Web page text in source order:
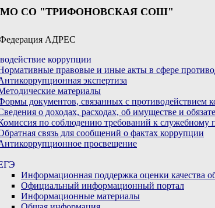
СО "ТРИФОНОВСКАЯ СОШ"
Федерация АДРЕС
коррупции
правовые и иные акты в сфере
экспертиза
материалы
документов, связанных с противодействием
о доходах, расходах, об имуществе и
по соблюдению требований к служебному
связь для сообщений о фактах коррупции
просвещение
Информационная поддержка оценки качества
Официальный информационный портал
Информационные материалы